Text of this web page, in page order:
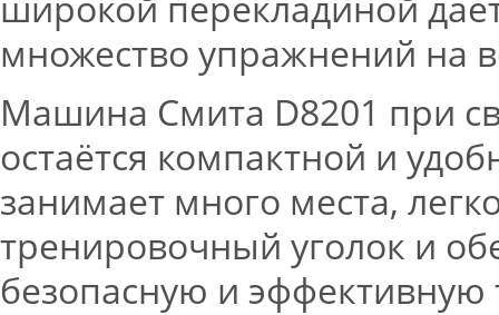
множество упражнений на
Машина Смита D8201 при
остаётся компактной и
занимает много места,
тренировочный уголок и
безопасную и эффективную